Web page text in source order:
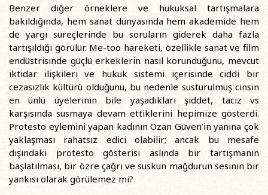
Benzer diğer örneklere ve hukuksal tartışmalara
bakıldığında, hem sanat dünyasında hem akademide hem
de yargı süreçlerinde bu soruların giderek daha fazla
tartışıldığı görülür. Me-too hareketi, özellikle sanat ve film
endüstrisinde güçlü erkeklerin nasıl korunduğunu, mevcut
iktidar ilişkileri ve hukuk sistemi içerisinde ciddi bir
cezasızlık kültürü olduğunu, bu nedenle susturulmuş cinsin
en ünlü üyelerinin bile yaşadıkları şiddet, taciz vs
karşısında susmaya devam ettiklerini hepimize gösterdi.
Protesto eylemini yapan kadının Ozan Güven’in yanına çok
yaklaşması rahatsız edici olabilir; ancak bu mesafe
dışındaki protesto gösterisi aslında bir tartışmanın
başlatılması, bir özre çağrı ve suskun mağdurun sesinin bir
yankısı olarak görülemez mi?